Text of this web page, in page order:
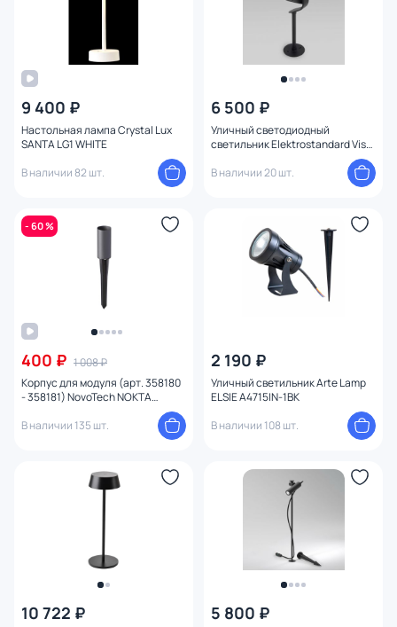
9 400 ₽
Настольная лампа Crystal Lux
SANTA LG1 WHITE
В наличии 82 шт.
6 500 ₽
Уличный светодиодный
светильник Elektrostandard Visor
В наличии 20 шт.
- 60 %
400 ₽ 1 008 ₽
Корпус для модуля (арт. 358180
- 358181) NovoTech NOKTA
В наличии 135 шт.
2 190 ₽
Уличный светильник Arte Lamp
ELSIE A4715IN-1BK
В наличии 108 шт.
10 722 ₽ 5 800 ₽